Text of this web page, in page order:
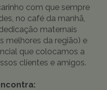
com que sempre
no café da manhã,
maternais
melhores da região) e
que colocamos a
clientes e amigos.